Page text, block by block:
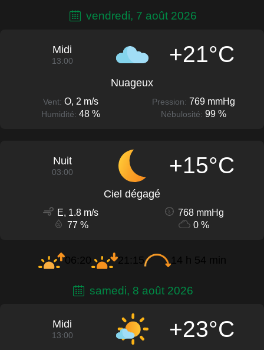
vendredi, 7 août 2026
Midi
13:00 +21°C
Nuageux
Vent: O, 2 m/s Pression: 769 mmHg
Humidité: 48 % Nébulosité: 99 %
Nuit
03:00 +15°C
Ciel dégagé
E, 1.8 m/s
768 mmHg
77 %
0 %
06:20 21:15 14 h 54 min
samedi, 8 août 2026
Midi
13:00 +23°C